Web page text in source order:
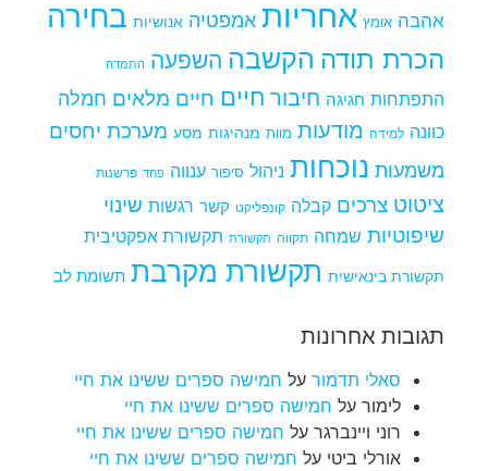
אהבה אומץ אחריות אמפטיה אנושיות בחירה
הכרת תודה הקשבה השפעה התמדה
התפתחות חגיגה חיבור חיים חיים מלאים חמלה
כוונה למידה מודעות מוות מנהיגות מסע מערכת יחסים
משמעות נוכחות ניהול סיפור ענווה פחד פרשנות
ציטוט צרכים קבלה קונפליקט קשר רגשות שינוי
שיפוטיות שמחה תקווה תקשורת תקשורת אפקטיבית
תקשורת בינאישית תקשורת מקרבת תשומת לב
תגובות אחרונות
סאלי תדמור על חמישה ספרים ששינו את חיי
לימור על חמישה ספרים ששינו את חיי
רוני ויינברגר על חמישה ספרים ששינו את חיי
אורלי ביטי על חמישה ספרים ששינו את חיי